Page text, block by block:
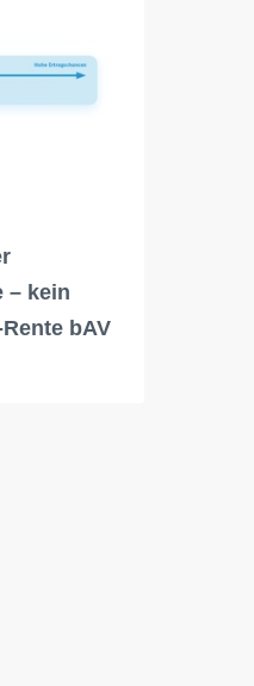
– kein
bAV